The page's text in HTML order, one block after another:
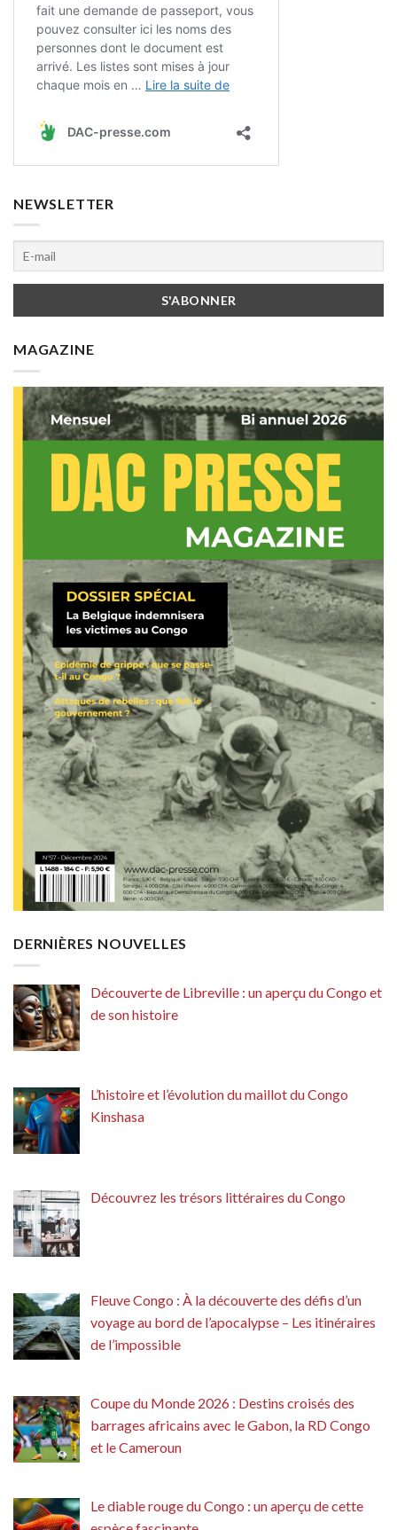
NEWSLETTER
MAGAZINE
DERNIÈRES NOUVELLES
Découverte de Libreville : un aperçu du Congo et
de son histoire
L’histoire et l’évolution du maillot du Congo
Kinshasa
Découvrez les trésors littéraires du Congo
Fleuve Congo : À la découverte des défis d’un
voyage au bord de l’apocalypse – Les itinéraires
de l’impossible
Coupe du Monde 2026 : Destins croisés des
barrages africains avec le Gabon, la RD Congo
et le Cameroun
Le diable rouge du Congo : un aperçu de cette